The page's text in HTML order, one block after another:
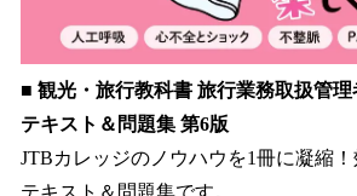
■ 観光・旅行教科書 旅行業務取扱管理
テキスト＆問題集 第6版
JTBカレッジのノウハウを1冊に凝縮！
テキスト＆問題集です。